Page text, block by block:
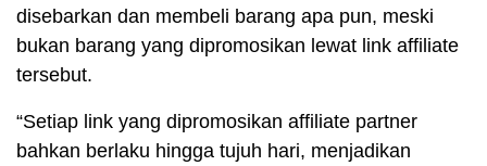
disebarkan dan membeli barang apa pun, meski
bukan barang yang dipromosikan lewat link affiliate
tersebut.
“Setiap link yang dipromosikan affiliate partner
bahkan berlaku hingga tujuh hari, menjadikan